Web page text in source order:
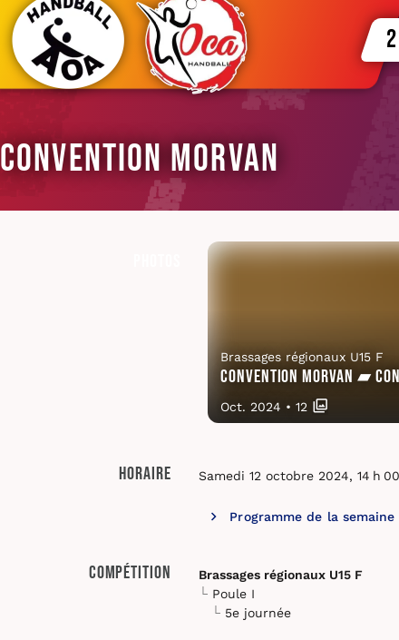
Convention Morvan
Brassages régionaux U15 F
Convention Morvan ▰
Oct. 2024 • 12
Horaire Samedi 12 octobre 2024, 14 h 00
Programme de la semaine
Compétition
Brassages régionaux U15 F
Poule I
5e journée